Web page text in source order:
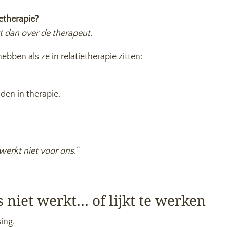
dan over de therapeut.
als ze in relatietherapie zitten:
in therapie.
niet voor ons.”
niet werkt… of lijkt te werken